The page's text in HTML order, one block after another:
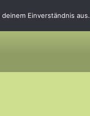
Einverständnis aus.